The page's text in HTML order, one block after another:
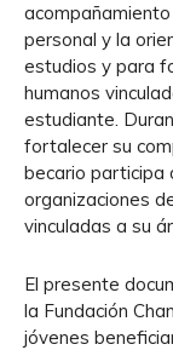
personal y la
estudios y para
humanos
estudiante.
fortalecer su
becario participa
organizaciones
vinculadas a su
El presente
la Fundación
jóvenes